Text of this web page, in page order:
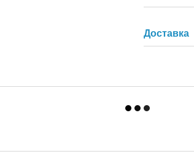
Доставка